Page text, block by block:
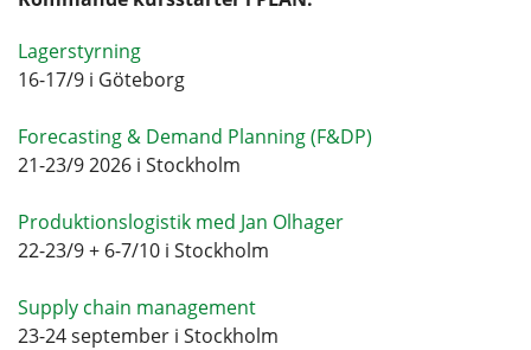
Lagerstyrning
16-17/9 i Göteborg
Forecasting & Demand Planning (F&DP)
21-23/9 2026 i Stockholm
Produktionslogistik med Jan Olhager
22-23/9 + 6-7/10 i Stockholm
Supply chain management
23-24 september i Stockholm